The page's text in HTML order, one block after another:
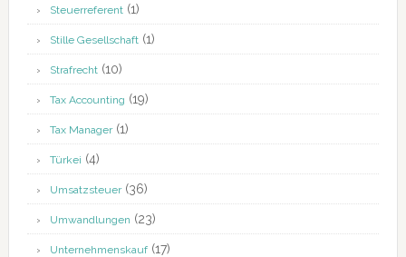
Steuerreferent(1)
Stille Gesellschaft(1)
Strafrecht(10)
Tax Accounting (19)
Tax Manager(1)
Türkei (4)
Umsatzsteuer(36)
Umwandlungen (23)
Unternehmenskauf(17)